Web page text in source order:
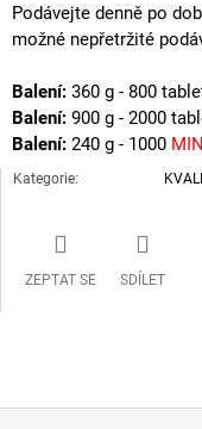
Podávejte denně po
možné nepřetržité
Balení: 360 g - 800
Balení: 900 g - 2000
Balení: 240 g - 1000
Kategorie:
ZEPTAT SE SDÍLET